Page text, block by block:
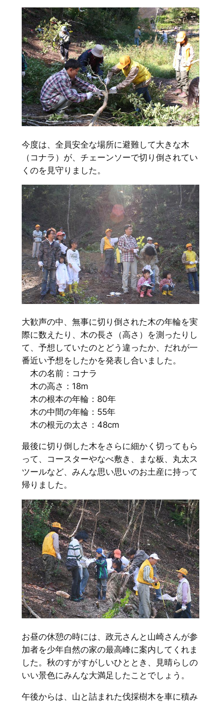
今度は、全員安全な場所に避難して大きな木
（コナラ）が、チェーンソーで切り倒されてい
くのを見守りました。
大歓声の中、無事に切り倒された木の年輪を実
際に数えたり、木の長さ（高さ）を測ったりし
て、予想していたのとどう違ったか、だれが一
番近い予想をしたかを発表し合いました。
木の名前：コナラ
木の高さ：18m
木の根本の年輪：80年
木の中間の年輪：55年
木の根元の太さ：48cm
最後に切り倒した木をさらに細かく切ってもら
って、コースターやなべ敷き、まな板、丸太ス
ツールなど、みんな思い思いのお土産に持って
帰りました。
お昼の休憩の時には、政元さんと山崎さんが参
加者を少年自然の家の最高峰に案内してくれま
した。秋のすがすがしいひととき、見晴らしの
いい景色にみんな大満足したことでしょう。
午後からは、山と詰まれた伐採樹木を車に積み